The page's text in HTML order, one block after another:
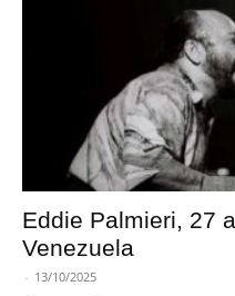
Eddie Palmieri, 27
Venezuela
- 13/10/2025